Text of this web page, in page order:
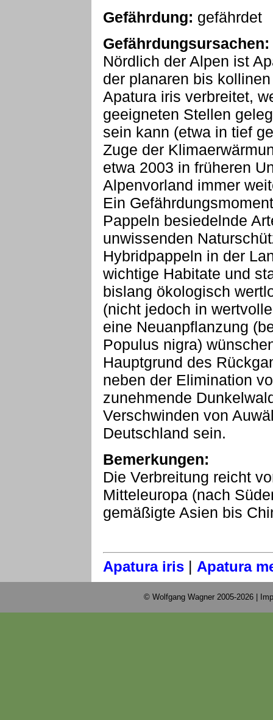
Gefährdung: gefährdet
Gefährdungsursachen:
Nördlich der Alpen ist
der planaren bis
Apatura iris verbreitet,
geeigneten Stellen
sein kann (etwa in tief
Zuge der
etwa 2003 in früheren
Alpenvorland immer
Ein
Pappeln besiedelnde
unwissenden
Hybridpappeln in der
wichtige Habitate und
bislang ökologisch
(nicht jedoch in
eine Neuanpflanzung
Populus nigra)
Hauptgrund des
neben der Elimination
zunehmende
Verschwinden von
Deutschland sein.
Bemerkungen:
Die Verbreitung reicht
Mitteleuropa (nach
gemäßigte Asien bis
Apatura iris | Apatura
© Wolfgang Wagner 2005-2026 |